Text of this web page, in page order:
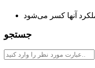
آنها کسر می‌شود
جستجو